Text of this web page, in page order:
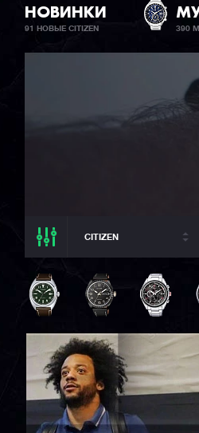
НОВИНКИ
91 НОВЫЕ CITIZEN 390
CITIZEN
CITIZEN
ВСЕ CASIO
CASIO G-SHOCK
CASIO BABY-G
CASIO PRO TREK
CASIO EDIFICE